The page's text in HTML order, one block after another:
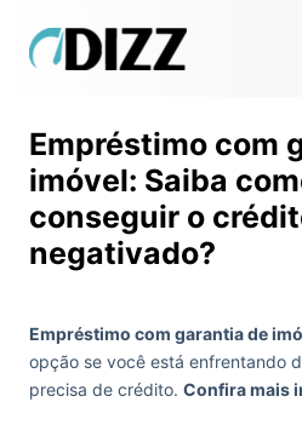
Empréstimo com
imóvel: Saiba
conseguir o
negativado?
Empréstimo com garantia de
opção se você está enfrentando
precisa de crédito. Confira mais